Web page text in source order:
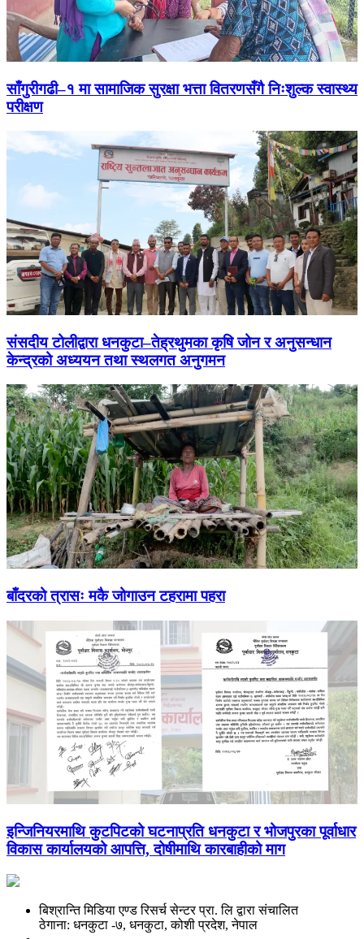
साँगुरीगढी–१ मा सामाजिक सुरक्षा भत्ता वितरणसँगै निःशुल्क स्वास्थ्य
परीक्षण
संसदीय टोलीद्वारा धनकुटा–तेह्रथुमका कृषि जोन र अनुसन्धान
केन्द्रको अध्ययन तथा स्थलगत अनुगमन
बाँदरको त्रासः मकै जोगाउन टहरामा पहरा
इन्जिनियरमाथि कुटपिटको घटनाप्रति धनकुटा र भोजपुरका पूर्वाधार
विकास कार्यालयको आपत्ति, दोषीमाथि कारबाहीको माग
बिश्रान्ति मिडिया एण्ड रिसर्च सेन्टर प्रा. लि द्वारा संचालित
ठेगाना: धनकुटा -७, धनकुटा, कोशी प्रदेश, नेपाल